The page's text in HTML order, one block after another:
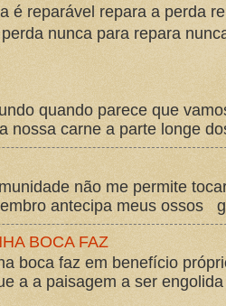
é reparável repara a perda
nunca para repara
quando parece que
nossa carne a parte longe
não me permite
antecipa meus ossos
BOCA FAZ
boca faz em benefício
a a paisagem a ser